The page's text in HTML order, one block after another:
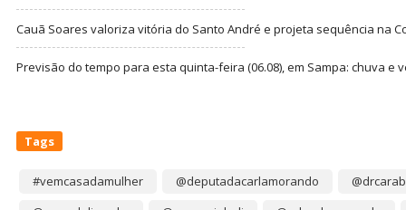
Cauã Soares valoriza vitória do Santo André e projeta sequência na
Previsão do tempo para esta quinta-feira (06.08), em Sampa: chuva e
Tags
#vemcasadamulher @deputadacarlamorando